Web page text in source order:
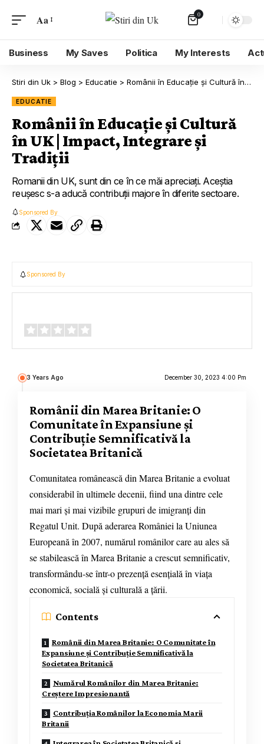
Aa 0
Business My Saves Politica My Interests
Stiri din Uk > Blog > Educatie > Românii în Educație și Cultură în UK | Impact, Integrare și Tradiții
EDUCATIE
Românii în Educație și Cultură
în UK | Impact, Integrare și
Tradiții
Romanii din UK, sunt din ce în ce măi apreciați. Aceștia
reușesc s-a aducă contribuții majore în diferite sectoare.
Sponsored By
Sponsored By
3 Years Ago December 30, 2023 4:00 Pm
Românii din Marea Britanie: O
Comunitate în Expansiune și
Contribuție Semnificativă la
Societatea Britanică
Comunitatea românească din Marea Britanie a evoluat
considerabil în ultimele decenii, fiind una dintre cele
mai mari și mai vizibile grupuri de imigranți din
Regatul Unit. După aderarea României la Uniunea
Europeană în 2007, numărul românilor care au ales să
se stabilească în Marea Britanie a crescut semnificativ,
transformându-se într-o prezență esențială în viața
economică, socială și culturală a țării.
Contents
Românii din Marea Britanie: O Comunitate în
Expansiune și Contribuție Semnificativă la
Societatea Britanică
Numărul Românilor din Marea Britanie:
Creștere Impresionantă
Contribuția Românilor la Economia Marii
Britanii